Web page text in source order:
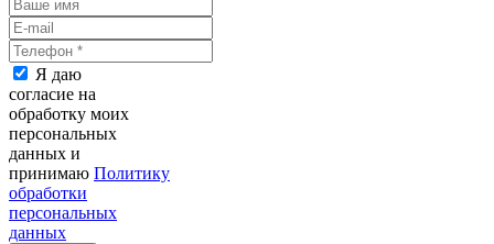
Я даю
согласие на
обработку моих
персональных
данных и
принимаю Политику
обработки
персональных
данных